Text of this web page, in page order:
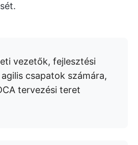
vezetők, fejlesztési
csapatok számára,
tervezési teret